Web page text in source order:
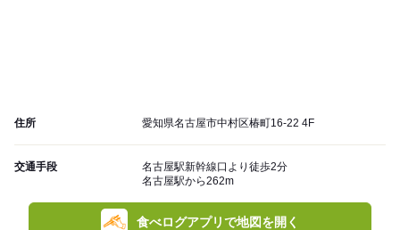
住所 愛知県名古屋市中村区椿町16-22 4F
交通手段
名古屋駅新幹線口より徒歩2分
名古屋駅から262m
食べログアプリで地図を開く